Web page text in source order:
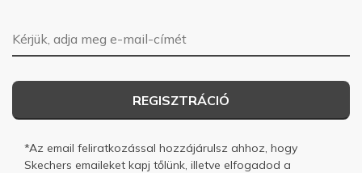
E-mail-cím
REGISZTRÁCIÓ
*Az email feliratkozással hozzájárulsz ahhoz, hogy
Skechers emaileket kapj tőlünk, illetve elfogadod a